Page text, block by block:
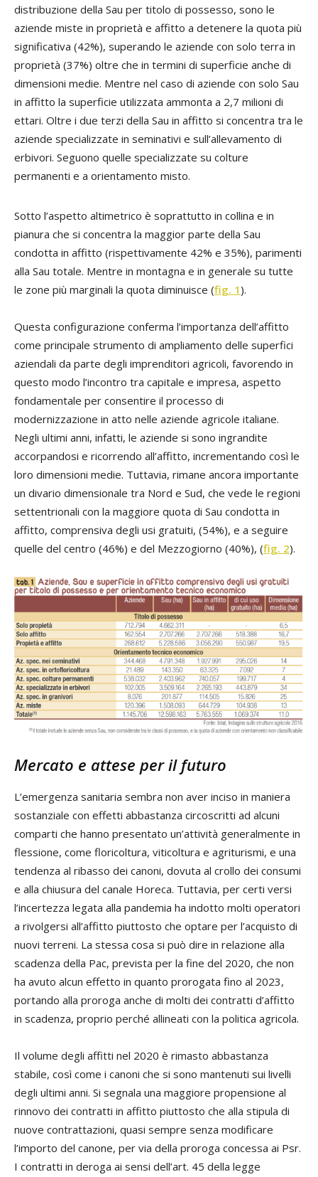
distribuzione della Sau per titolo di possesso, sono le
aziende miste in proprietà e affitto a detenere la quota più
significativa (42%), superando le aziende con solo terra in
proprietà (37%) oltre che in termini di superficie anche di
dimensioni medie. Mentre nel caso di aziende con solo Sau
in affitto la superficie utilizzata ammonta a 2,7 milioni di
ettari. Oltre i due terzi della Sau in affitto si concentra tra le
aziende specializzate in seminativi e sull’allevamento di
erbivori. Seguono quelle specializzate su colture
permanenti e a orientamento misto.
Sotto l’aspetto altimetrico è soprattutto in collina e in
pianura che si concentra la maggior parte della Sau
condotta in affitto (rispettivamente 42% e 35%), parimenti
alla Sau totale. Mentre in montagna e in generale su tutte
le zone più marginali la quota diminuisce (fig. 1).
Questa configurazione conferma l’importanza dell’affitto
come principale strumento di ampliamento delle superfici
aziendali da parte degli imprenditori agricoli, favorendo in
questo modo l’incontro tra capitale e impresa, aspetto
fondamentale per consentire il processo di
modernizzazione in atto nelle aziende agricole italiane.
Negli ultimi anni, infatti, le aziende si sono ingrandite
accorpandosi e ricorrendo all’affitto, incrementando così le
loro dimensioni medie. Tuttavia, rimane ancora importante
un divario dimensionale tra Nord e Sud, che vede le regioni
settentrionali con la maggiore quota di Sau condotta in
affitto, comprensiva degli usi gratuiti, (54%), e a seguire
quelle del centro (46%) e del Mezzogiorno (40%), (fig. 2).
Mercato e attese per il futuro
L’emergenza sanitaria sembra non aver inciso in maniera
sostanziale con effetti abbastanza circoscritti ad alcuni
comparti che hanno presentato un’attività generalmente in
flessione, come floricoltura, viticoltura e agriturismi, e una
tendenza al ribasso dei canoni, dovuta al crollo dei consumi
e alla chiusura del canale Horeca. Tuttavia, per certi versi
l’incertezza legata alla pandemia ha indotto molti operatori
a rivolgersi all’affitto piuttosto che optare per l’acquisto di
nuovi terreni. La stessa cosa si può dire in relazione alla
scadenza della Pac, prevista per la fine del 2020, che non
ha avuto alcun effetto in quanto prorogata fino al 2023,
portando alla proroga anche di molti dei contratti d’affitto
in scadenza, proprio perché allineati con la politica agricola.
Il volume degli affitti nel 2020 è rimasto abbastanza
stabile, così come i canoni che si sono mantenuti sui livelli
degli ultimi anni. Si segnala una maggiore propensione al
rinnovo dei contratti in affitto piuttosto che alla stipula di
nuove contrattazioni, quasi sempre senza modificare
l’importo del canone, per via della proroga concessa ai Psr.
I contratti in deroga ai sensi dell’art. 45 della legge